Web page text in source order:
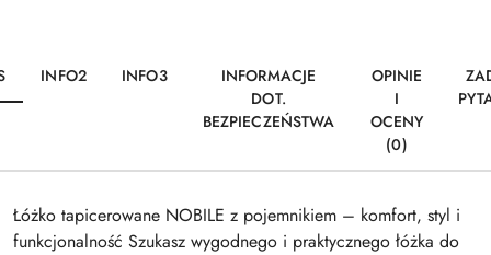
INFO2 INFO3
INFORMACJE
DOT.
BEZPIECZEŃSTWA
OPINIE
I
OCENY
(0)
Łóżko tapicerowane NOBILE z pojemnikiem – komfort, styl i
funkcjonalność Szukasz wygodnego i praktycznego łóżka do